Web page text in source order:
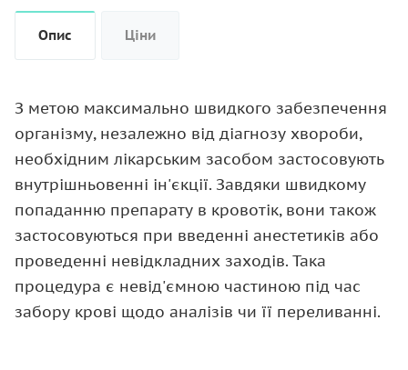
Опис Ціни
З метою максимально швидкого забезпечення
організму, незалежно від діагнозу хвороби,
необхідним лікарським засобом застосовують
внутрішньовенні ін'єкції. Завдяки швидкому
попаданню препарату в кровотік, вони також
застосовуються при введенні анестетиків або
проведенні невідкладних заходів. Така
процедура є невід'ємною частиною під час
забору крові щодо аналізів чи її переливанні.